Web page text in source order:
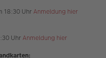
18:30 Uhr Anmeldung hier
Uhr Anmeldung hier